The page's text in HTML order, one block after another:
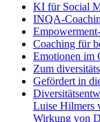
KI für Social
INQA-
Coaching für
Emotionen im
Zum
Gefördert in
Luise Hilmers
Wirkung von